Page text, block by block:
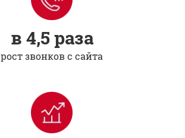
в 4,5 раза
рост звонков с сайта